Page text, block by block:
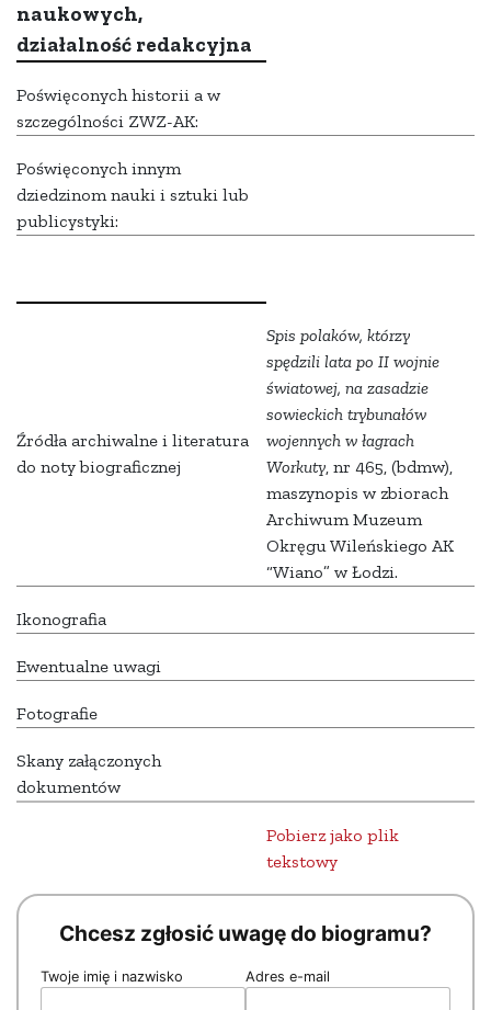
naukowych,
działalność redakcyjna
Poświęconych historii a w
szczególności ZWZ-AK:
Poświęconych innym
dziedzinom nauki i sztuki lub
publicystyki:
Źródła archiwalne i literatura
do noty biograficznej
Spis polaków, którzy
spędzili lata po II wojnie
światowej, na zasadzie
sowieckich trybunałów
wojennych w łagrach
Workuty, nr 465, (bdmw),
maszynopis w zbiorach
Archiwum Muzeum
Okręgu Wileńskiego AK
“Wiano” w Łodzi.
Ikonografia
Ewentualne uwagi
Fotografie
Skany załączonych
dokumentów
Pobierz jako plik
tekstowy
Chcesz zgłosić uwagę do biogramu?
Twoje imię i nazwisko Adres e-mail